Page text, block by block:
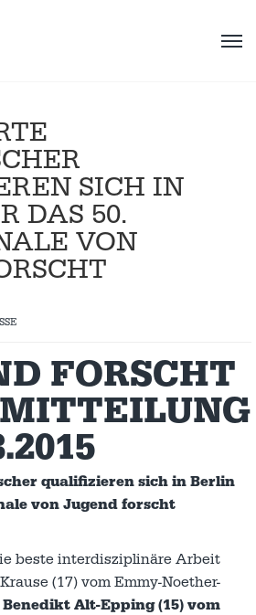
SICH IN
DAS 50.
VON
FORSCHT
qualifizieren sich in Berlin
von Jugend forscht
beste interdisziplinäre Arbeit
(17) vom Emmy-Noether-
Benedikt Alt-Epping (15) vom